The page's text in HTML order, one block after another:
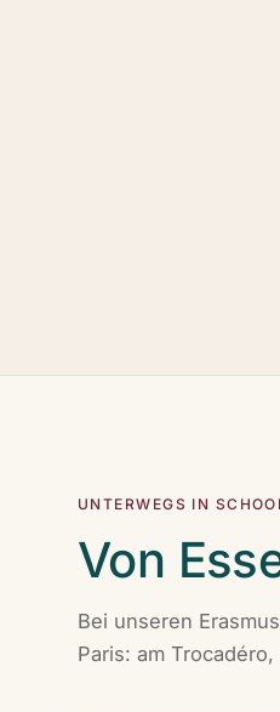
UNTERWEGS IN
Von
Bei unseren
Paris: am